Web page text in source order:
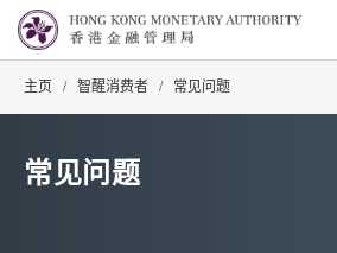
主页 / 智醒消费者 / 常见问题
常见问题